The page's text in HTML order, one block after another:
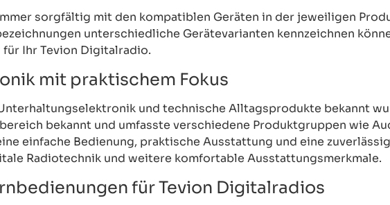
sorgfältig mit den kompatiblen Geräten in der jeweiligen
unterschiedliche Gerätevarianten kennzeichnen
Ihr Tevion Digitalradio.
mit praktischem Fokus
und technische Alltagsprodukte bekannt
bekannt und umfasste verschiedene Produktgruppen wie
einfache Bedienung, praktische Ausstattung und eine
Radiotechnik und weitere komfortable Ausstattungsmerkmale.
für Tevion Digitalradios